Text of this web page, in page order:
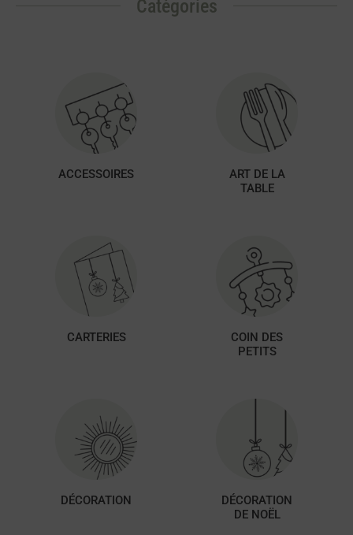
Catégories
ACCESSOIRES
ART DE LA
TABLE
CARTERIES
COIN DES
PETITS
DÉCORATION
DÉCORATION
DE NOËL